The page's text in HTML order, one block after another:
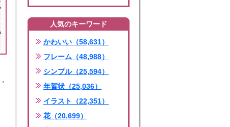
人気のキーワード
かわいい（58,631）
フレーム（48,988）
シンプル（25,594）
年賀状（25,036）
イラスト（22,351）
花（20,699）